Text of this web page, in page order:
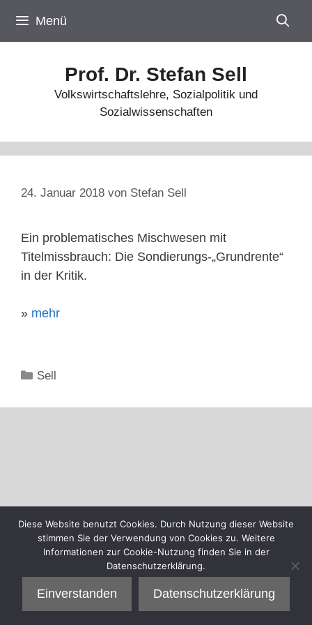
Inhalt
springen
Menü
Prof. Dr. Stefan Sell
Volkswirtschaftslehre, Sozialpolitik und
Sozialwissenschaften
24. Januar 2018 von Stefan Sell
Ein problematisches Mischwesen mit
Titelmissbrauch: Die Sondierungs-„Grundrente“
in der Kritik.
» mehr
Kategorien
Sell
Diese Website benutzt Cookies. Durch Nutzung dieser Website
stimmen Sie der Verwendung von Cookies zu. Weitere
Informationen zur Cookie-Nutzung finden Sie in der
Datenschutzerklärung.
Einverstanden Datenschutzerklärung